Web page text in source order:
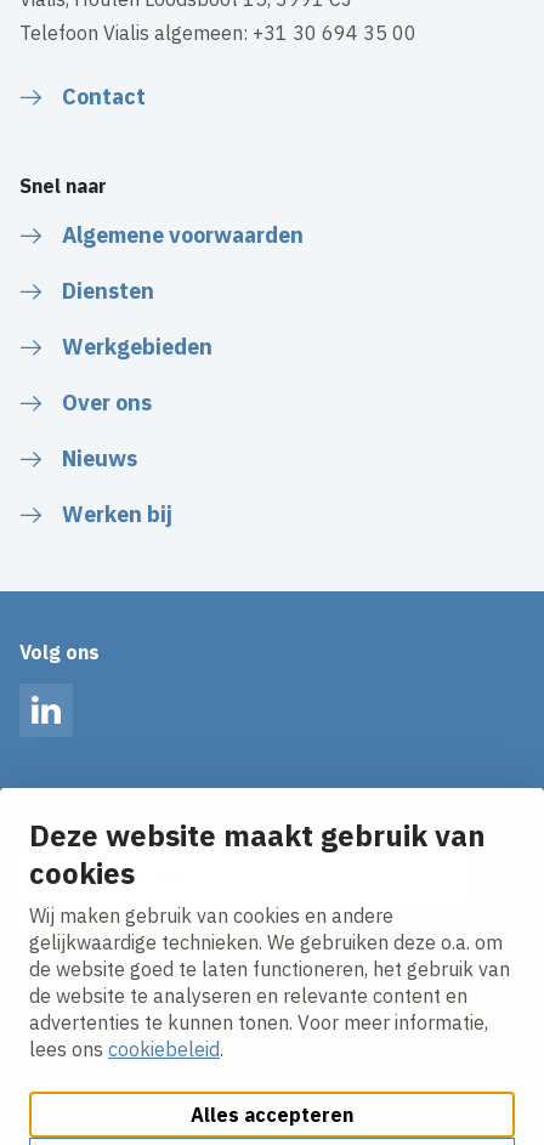
Deze website maakt gebruik van
cookies
Wij maken gebruik van cookies en andere
gelijkwaardige technieken. We gebruiken deze o.a. om
de website goed te laten functioneren, het gebruik van
de website te analyseren en relevante content en
advertenties te kunnen tonen. Voor meer informatie,
lees ons cookiebeleid.
Alles accepteren
Telefoon Vialis algemeen: +31 30 694 35 00
Contact
Snel naar
Algemene voorwaarden
Diensten
Werkgebieden
Over ons
Nieuws
Werken bij
Volg ons
LinkedIn
Ontvang onze nieuws alerts in je mailbox!
E-mailadres
Ik ga akkoord met hetprivacy statement.
Cookies aanpassenCookie beleidPrivacy policy